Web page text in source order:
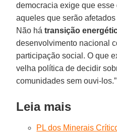
democracia exige que
aqueles que serão
Não hátransição
desenvolvimento nacional
participação social. O que
velha política de decidir
comunidades sem ouvi-los.”
Leia mais
PL dos Minerais